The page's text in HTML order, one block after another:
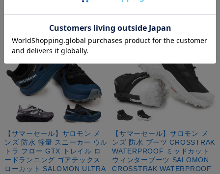
【サマーセール】サロモン メ
ンズ 防水 軽量 スニーカー ウル
トラ フロー GTX トレイル ロ
ードランニング ゴアテックス
ローカット SALOMON ULTRA
【サマーセール】サロモン メ
ンズ 防水 ブーツ CROSSTRAK
WATERPROOF ミッドカット
ウィンターブーツ SALOMON
CROSSTRAK WATERPROOF